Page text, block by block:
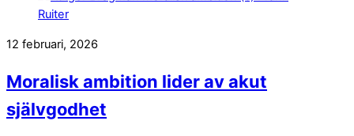
12 februari, 2026
Moralisk ambition lider av akut
självgodhet